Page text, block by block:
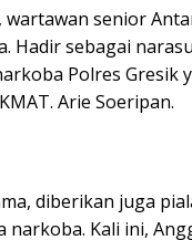
senior
Hadir sebagai
Polres
Arie Soeripan.
diberikan juga
Kali ini,